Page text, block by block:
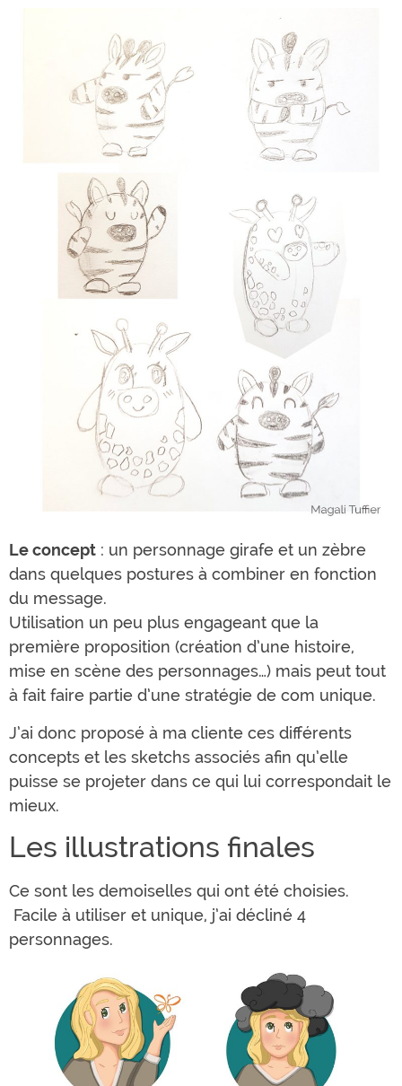
Le concept : un personnage girafe et un zèbre
dans quelques postures à combiner en fonction
du message.
Utilisation un peu plus engageant que la
première proposition (création d’une histoire,
mise en scène des personnages…) mais peut tout
à fait faire partie d’une stratégie de com unique.
J’ai donc proposé à ma cliente ces différents
concepts et les sketchs associés afin qu’elle
puisse se projeter dans ce qui lui correspondait le
mieux.
Les illustrations finales
Ce sont les demoiselles qui ont été choisies.
Facile à utiliser et unique, j’ai décliné 4
personnages.